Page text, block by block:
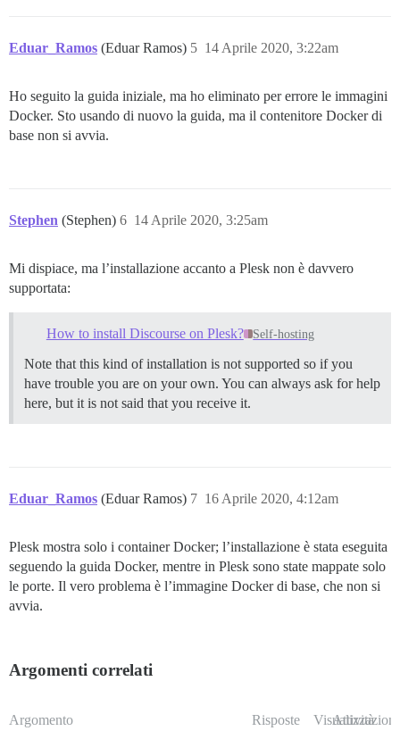
Eduar_Ramos (Eduar Ramos) 14 Aprile 2020, 3:22am
5
Ho seguito la guida iniziale, ma ho eliminato per errore le immagini
Docker. Sto usando di nuovo la guida, ma il contenitore Docker di
base non si avvia.
Stephen (Stephen) 14 Aprile 2020, 3:25am
6
Mi dispiace, ma l’installazione accanto a Plesk non è davvero
supportata:
How to install Discourse on Plesk? Self-hosting
Note that this kind of installation is not supported so if you
have trouble you are on your own. You can always ask for help
here, but it is not said that you receive it.
Eduar_Ramos (Eduar Ramos) 16 Aprile 2020, 4:12am
7
Plesk mostra solo i container Docker; l’installazione è stata eseguita
seguendo la guida Docker, mentre in Plesk sono state mappate solo
le porte. Il vero problema è l’immagine Docker di base, che non si
avvia.
Argomenti correlati
Argomento Risposte Visualizzazioni
Attività